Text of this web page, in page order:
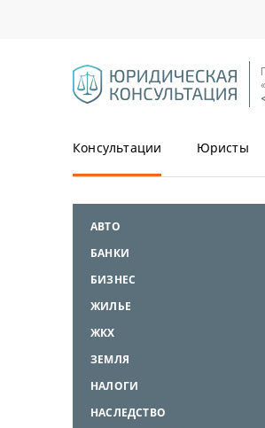
Консультации Юристы
АВТО
БАНКИ
БИЗНЕС
ЖИЛЬЕ
ЖКХ
ЗЕМЛЯ
НАЛОГИ
НАСЛЕДСТВО